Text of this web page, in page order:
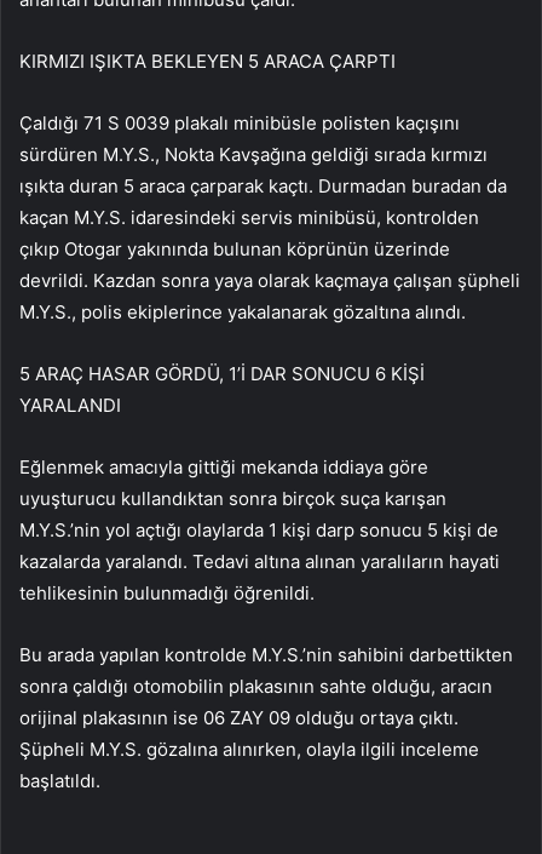
KIRMIZI IŞIKTA BEKLEYEN 5 ARACA ÇARPTI
Çaldığı 71 S 0039 plakalı minibüsle polisten kaçışını
sürdüren M.Y.S., Nokta Kavşağına geldiği sırada kırmızı
ışıkta duran 5 araca çarparak kaçtı. Durmadan buradan da
kaçan M.Y.S. idaresindeki servis minibüsü, kontrolden
çıkıp Otogar yakınında bulunan köprünün üzerinde
devrildi. Kazdan sonra yaya olarak kaçmaya çalışan şüpheli
M.Y.S., polis ekiplerince yakalanarak gözaltına alındı.
5 ARAÇ HASAR GÖRDÜ, 1’İ DAR SONUCU 6 KİŞİ
YARALANDI
Eğlenmek amacıyla gittiği mekanda iddiaya göre
uyuşturucu kullandıktan sonra birçok suça karışan
M.Y.S.’nin yol açtığı olaylarda 1 kişi darp sonucu 5 kişi de
kazalarda yaralandı. Tedavi altına alınan yaralıların hayati
tehlikesinin bulunmadığı öğrenildi.
Bu arada yapılan kontrolde M.Y.S.’nin sahibini darbettikten
sonra çaldığı otomobilin plakasının sahte olduğu, aracın
orijinal plakasının ise 06 ZAY 09 olduğu ortaya çıktı.
Şüpheli M.Y.S. gözalına alınırken, olayla ilgili inceleme
başlatıldı.